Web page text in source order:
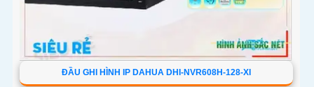
ĐẦU GHI HÌNH IP DAHUA DHI-NVR608H-128-XI